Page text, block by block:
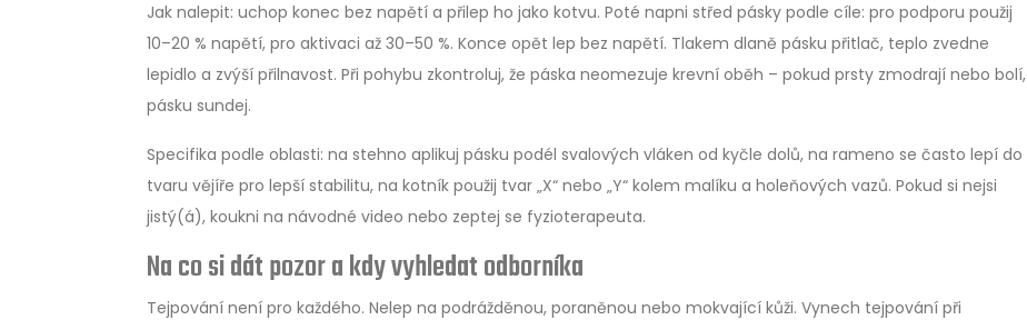
Jak nalepit: uchop konec bez napětí a přilep ho jako kotvu. Poté napni střed pásky podle cíle: pro podporu použij
10–20 % napětí, pro aktivaci až 30–50 %. Konce opět lep bez napětí. Tlakem dlaně pásku přitlač, teplo zvedne
lepidlo a zvýší přilnavost. Při pohybu zkontroluj, že páska neomezuje krevní oběh – pokud prsty zmodrají nebo bolí,
pásku sundej.
Specifika podle oblasti: na stehno aplikuj pásku podél svalových vláken od kyčle dolů, na rameno se často lepí do
tvaru vějíře pro lepší stabilitu, na kotník použij tvar „X“ nebo „Y“ kolem malíku a holeňových vazů. Pokud si nejsi
jistý(á), koukni na návodné video nebo zeptej se fyzioterapeuta.
Na co si dát pozor a kdy vyhledat odborníka
Tejpování není pro každého. Nelep na podrážděnou, poraněnou nebo mokvající kůži. Vynech tejpování při